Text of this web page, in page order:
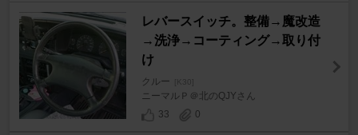
レバースイッチ。整備→魔改造
→洗浄→コーティング→取り付
け
クルー [K30]
ニーマルＰ＠北のQJYさん
33
0